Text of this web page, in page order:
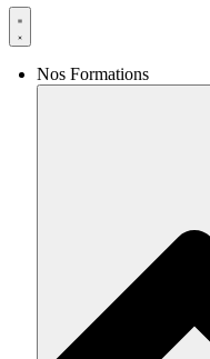
Nos Formations